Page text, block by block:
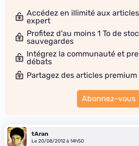
Accédez en illimité aux
expert
Profitez d'au moins 1 To de
sauvegardes
Intégrez la communauté et
débats
Partagez des articles
Abonnez-vous
tAran
Le 20/08/2012 à 14h50